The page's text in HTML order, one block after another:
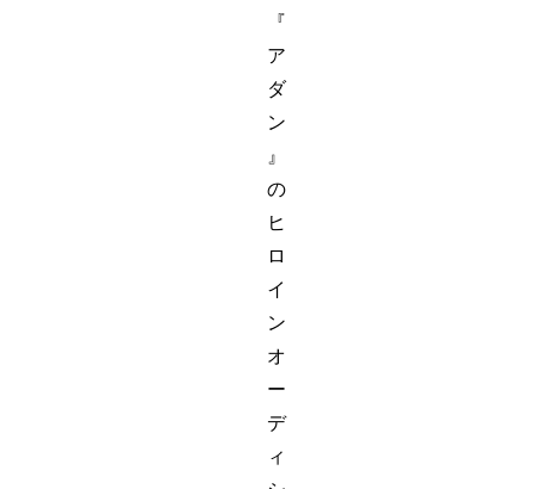
『
ア
ダ
ン
』
の
ヒ
ロ
イ
ン
オ
ー
デ
ィ